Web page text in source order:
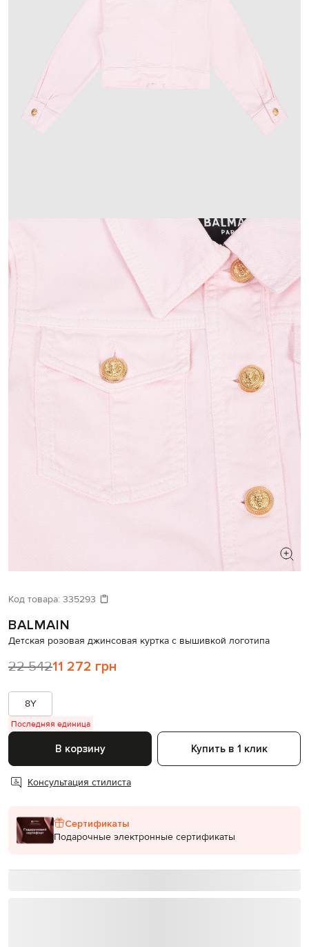
Код товара: 335293
BALMAIN
Детская розовая джинсовая куртка с вышивкой логотипа
22 54211 272 грн
8Y
Последняя единица
В корзину Купить в 1 клик
Консультация стилиста
Сертификаты
Подарочные электронные сертификаты